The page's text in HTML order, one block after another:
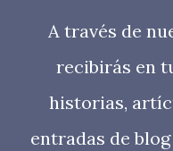
A través de
recibirás en
historias,
entradas de